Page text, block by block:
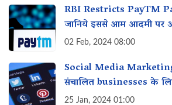
RBI Restricts PayTM
जानिये इससे आम आदमी पर
02 Feb, 2024 08:00
Social Media
संचालित businesses के
25 Jan, 2024 01:00